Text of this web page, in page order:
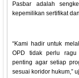
Pasbar adalah
kepemilikan sertifikat
“Kami hadir untuk
OPD tidak perlu ragu
penting agar setiap
sesuai koridor hukum,”